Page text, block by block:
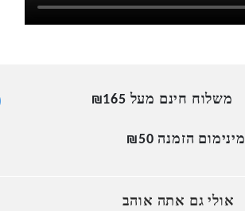
משלוח חינם מעל ₪165
מינימום הזמנה ₪50
אולי גם אתה אוהב